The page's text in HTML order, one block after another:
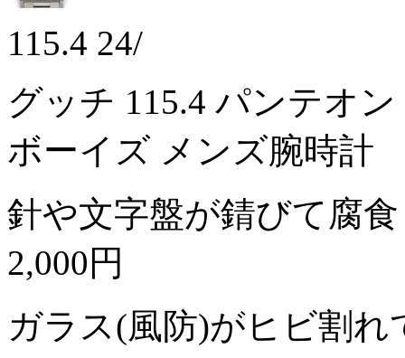
115.4 24/
グッチ 115.4 パンテオ
ボーイズ メンズ腕時計
針や文字盤が錆びて腐
2,000円
ガラス(風防)がヒビ割